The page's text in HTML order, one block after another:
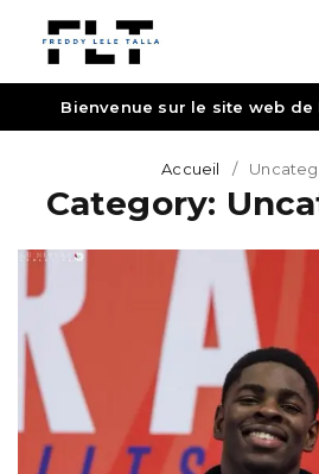
Bienvenue sur le site web de
Accueil /
Category: